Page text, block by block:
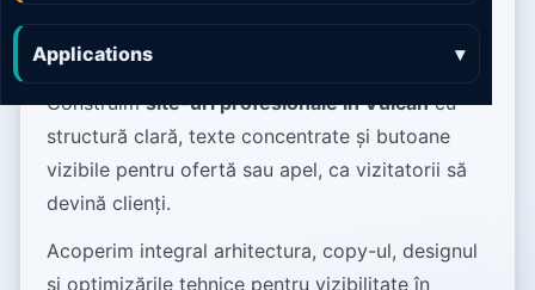
Applications ▾
și gândite să vândă
Construimsite-uri profesionale în Vulcancu
structură clară, texte concentrate și butoane
vizibile pentru ofertă sau apel, ca vizitatorii să
devină clienți.
Acoperim integral arhitectura, copy-ul, designul
și optimizările tehnice pentru vizibilitate în